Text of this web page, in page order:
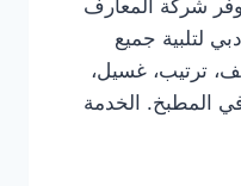
شركة المعارف
لتلبية جميع
ترتيب، غسيل،
المطبخ. الخدمة